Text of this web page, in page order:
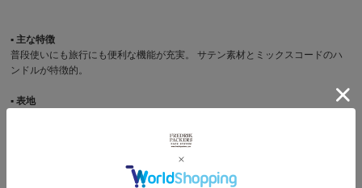
▪︎ 主な特徴
普段使いにも旅行にも便利な機能が充実。 サテン素材とミックスコードのハ
ンドルが特徴的。
▪︎ 表地